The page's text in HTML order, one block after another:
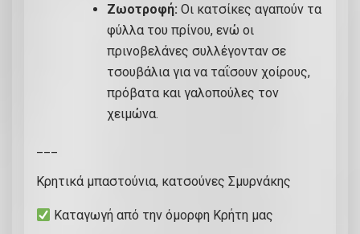
Ζωοτροφή: Οι κατσίκες αγαπούν τα
φύλλα του πρίνου, ενώ οι
πρινοβελάνες συλλέγονταν σε
τσουβάλια για να ταΐσουν χοίρους,
πρόβατα και γαλοπούλες τον
χειμώνα.
Κρητικά μπαστούνια, κατσούνες Σμυρνάκης
Καταγωγή από την όμορφη Κρήτη μας